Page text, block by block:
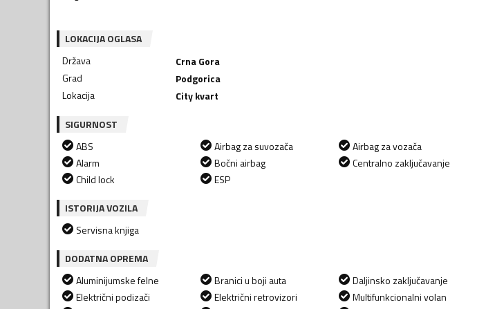
LOKACIJA OGLASA
Država
Crna Gora
Grad
Podgorica
Lokacija
City kvart
SIGURNOST
ABS
Alarm
Child lock
Airbag za suvozača
Bočni airbag
ESP
Airbag za vozača
Centralno zaključavanje
ISTORIJA VOZILA
Servisna knjiga
DODATNA OPREMA
Aluminijumske felne
Električni podizači
Branici u boji auta
Električni retrovizori
Daljinsko zaključavanje
Multifunkcionalni volan